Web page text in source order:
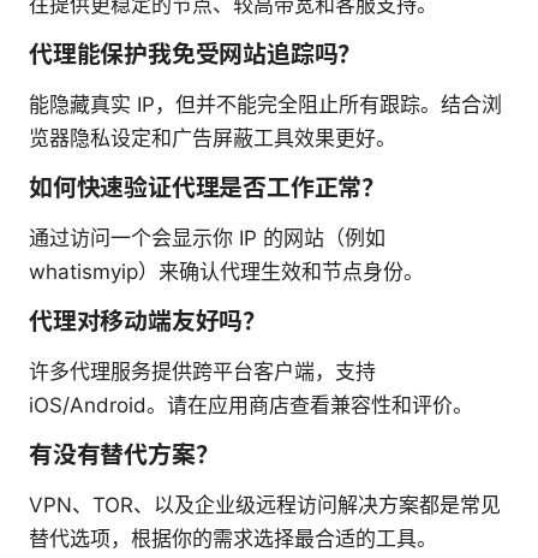
代理能保护我免受网站追踪吗？
能隐藏真实 IP，但并不能完全阻止所有跟踪。结合浏
览器隐私设定和广告屏蔽工具效果更好。
如何快速验证代理是否工作正常？
通过访问一个会显示你 IP 的网站（例如
whatismyip）来确认代理生效和节点身份。
代理对移动端友好吗？
许多代理服务提供跨平台客户端，支持
iOS/Android。请在应用商店查看兼容性和评价。
有没有替代方案？
VPN、TOR、以及企业级远程访问解决方案都是常见
替代选项，根据你的需求选择最合适的工具。